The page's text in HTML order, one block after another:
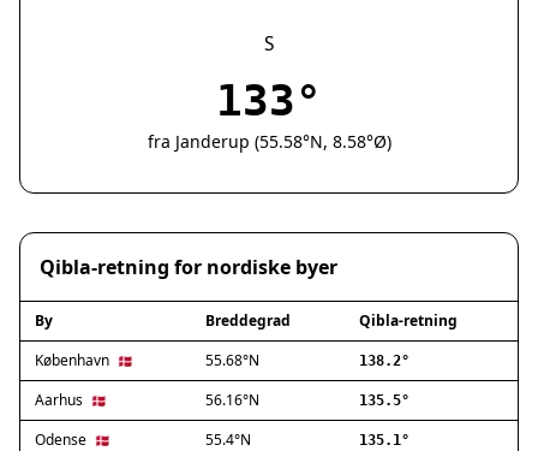
Næstved
Viborg
Køge
Holstebro
Taastrup
Sønderborg
Holbæk
Svendborg
Hjørring
Frederikshavn
Nørresundby
S
133°
fra Janderup (55.58°N, 8.58°Ø)
Qibla-retning for nordiske byer
By Breddegrad
Qibla-retning
København 🇩🇰 55.68°N 138.2°
Aarhus 🇩🇰 56.16°N 135.5°
Odense 🇩🇰 55.4°N 135.1°